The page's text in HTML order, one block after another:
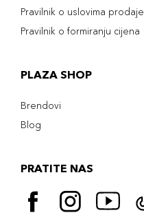
Pravilnik o uslovima prodaje
Pravilnik o formiranju cijena
PLAZA SHOP
Brendovi
Blog
PRATITE NAS